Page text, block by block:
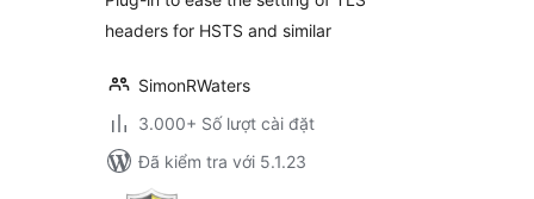
headers for HSTS and similar
SimonRWaters
3.000+ Số lượt cài đặt
Đã kiểm tra với 5.1.23